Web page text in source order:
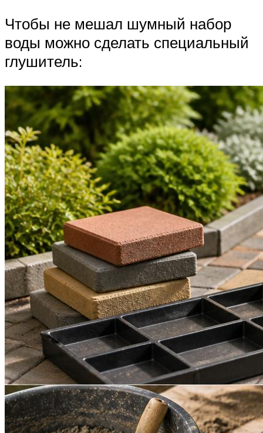
Чтобы не мешал шумный набор
воды можно сделать специальный
глушитель: